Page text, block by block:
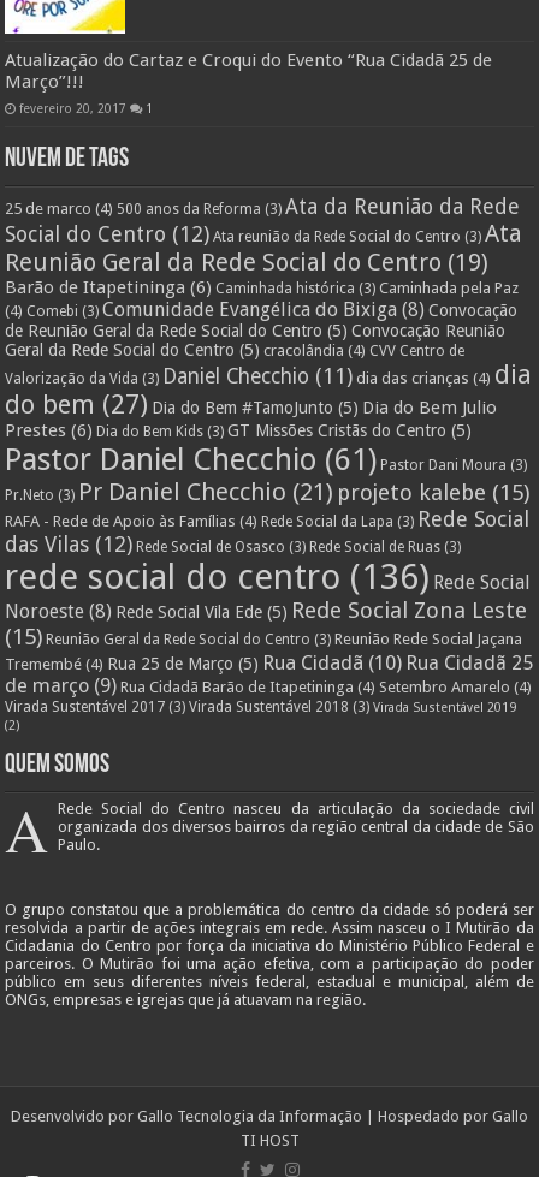
Atualização do Cartaz e Croqui do Evento “Rua Cidadã 25 de
Março”!!!
fevereiro 20, 2017 1
Nuvem de Tags
25 de marco (4) 500 anos da Reforma (3) Ata da Reunião da Rede
Social do Centro (12) Ata reunião da Rede Social do Centro (3) Ata
Reunião Geral da Rede Social do Centro (19)
Barão de Itapetininga (6) Caminhada histórica (3) Caminhada pela Paz
(4) Comebi (3) Comunidade Evangélica do Bixiga (8) Convocação
de Reunião Geral da Rede Social do Centro (5) Convocação Reunião
Geral da Rede Social do Centro (5) cracolândia (4) CVV Centro de
Valorização da Vida (3) Daniel Checchio (11) dia das crianças (4) dia
do bem (27) Dia do Bem #TamoJunto (5) Dia do Bem Julio
Prestes (6) Dia do Bem Kids (3) GT Missões Cristãs do Centro (5)
Pastor Daniel Checchio (61) Pastor Dani Moura (3)
Pr.Neto (3) Pr Daniel Checchio (21) projeto kalebe (15)
RAFA - Rede de Apoio às Famílias (4) Rede Social da Lapa (3) Rede Social
das Vilas (12) Rede Social de Osasco (3) Rede Social de Ruas (3)
rede social do centro (136) Rede Social
Noroeste (8) Rede Social Vila Ede (5) Rede Social Zona Leste
(15) Reunião Geral da Rede Social do Centro (3) Reunião Rede Social Jaçana
Tremembé (4) Rua 25 de Março (5) Rua Cidadã (10) Rua Cidadã 25
de março (9) Rua Cidadã Barão de Itapetininga (4) Setembro Amarelo (4)
Virada Sustentável 2017 (3) Virada Sustentável 2018 (3) Virada Sustentável 2019
(2)
Quem Somos
A Rede Social do Centro nasceu da articulação da sociedade civil
organizada dos diversos bairros da região central da cidade de São
Paulo.
O grupo constatou que a problemática do centro da cidade só poderá ser
resolvida a partir de ações integrais em rede. Assim nasceu o I Mutirão da
Cidadania do Centro por força da iniciativa do Ministério Público Federal e
parceiros. O Mutirão foi uma ação efetiva, com a participação do poder
público em seus diferentes níveis federal, estadual e municipal, além de
ONGs, empresas e igrejas que já atuavam na região.
Desenvolvido por Gallo Tecnologia da Informação | Hospedado por Gallo
TI HOST